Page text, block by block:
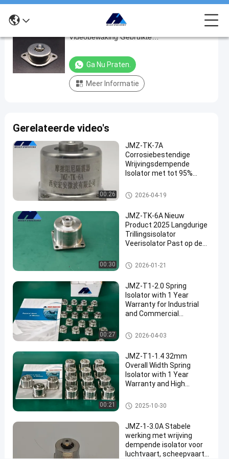
Rubberen
metalen
trillingsisolatoren
PC
Videobewaking
Vluchtsluiting
2024-
07-08
298
Meningen
Antivibratieve
veerisolator
Verwarmingsinstallatie
met veerisolator
Vluchtsluiting
P
e
s
o
n
u
m
Rubberen metalen trillingsisolatoren PC
Videobewaking Gebruikte
Ga Nu Praten.
Meer Informatie
Gerelateerde video's
00:26
JMZ-TK-7A
Corrosiebestendige
Wrijvingsdempende
Isolator met tot 95%
Trillingsisolatie in Energie
& Mijnbouw
Vluchtsluiting
2026-04-19
00:30
JMZ-TK-6A Nieuw
Product 2025 Langdurige
Trillingsisolator
Veerisolator Past op de
Apparatuur
Vluchtsluiting
2026-01-21
00:27
JMZ-T1-2.0 Spring
Isolator with 1 Year
Warranty for Industrial
and Commercial
Shock Absorption
Vluchtsluiting
2026-04-03
00:21
JMZ-T1-1.4 32mm
Overall Width Spring
Isolator with 1 Year
Warranty and High
Vibration Isolation
Vluchtsluiting
2025-10-30
JMZ-1-3.0A Stabele
werking met wrijving
dempende isolator voor
luchtvaart, scheepvaart